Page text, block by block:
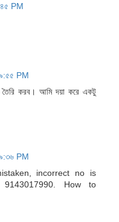
PM
PM
তৈরি করব। আমি দয়া করে একটু
PM
incorrect no is
How to